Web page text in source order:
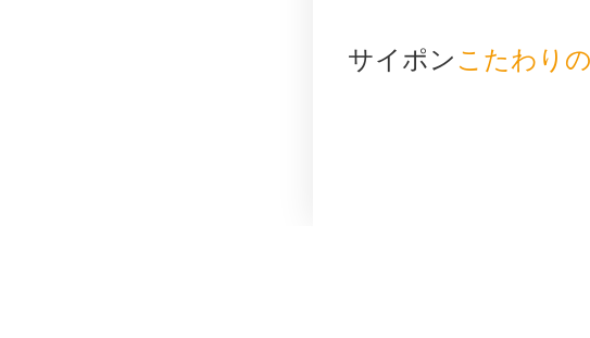
サイポンこたわり